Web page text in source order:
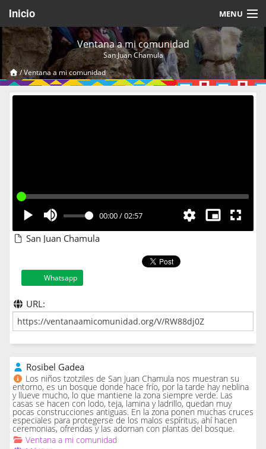
Inicio MENU
Acerca de
Videos Temáticos
Cerrar Sesión
Ventana a mi comunidad
San Juan Chamula
/Ventana a mi comunidad
00:00/02:57
San Juan Chamula
Whatsapp
URL:
Rosibel Gadea
Los niños tzotziles de San Juan Chamula nos muestran su
entorno, es un bosque donde hace frío, por la tarde hay neblina
y llueve mucho, lo que mantiene la zona siempre verde. Las
casas se hacen con lodo, teja, lamina y ladrillo, quedan muy
pocas construcciones antiguas. En la zona ponen muchas cruces
especiales para protegerse de los malos espíritus, ahí hacen
ceremonias, ofrendas y las adornan con plantas del bosque.
Ventana a mi comunidad